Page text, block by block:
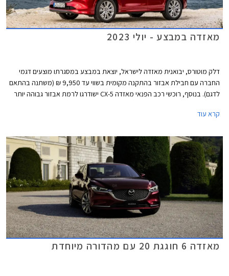
מאזדה במבצע - יולי 2023
דלק מוטורס, יבואנית מאזדה לישראל, יוצאת במבצע במסגרתו מוצעים דגמי
החברה עם חבילת אבזור בהתקנה מקומית בשווי עד 9,950 ₪ (משתנה בהתאם
לדגם). בנוסף, רוכשי רכב הפנאי מאזדה CX-5 ישודרגו לרמת אבזור גבוהה יותר
התצוגה של מאזדה ברחבי הארץ.
קרא עוד
מאזדה 6 חוגגת 20 עם מהדורה מיוחדת